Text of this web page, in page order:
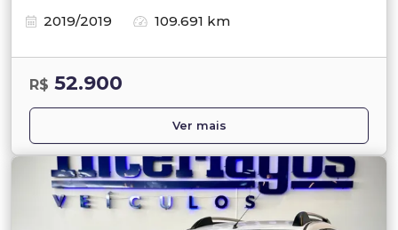
2019/2019
109.691 km
R$ 52.900
Ver mais